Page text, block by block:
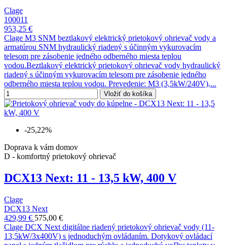
Clage
100011
953,25 €
Clage M3 SNM beztlakový elektrický prietokový ohrievač vody a
armatúrou SNM hydraulický riadený s účinným vykurovacím
telesom pre zásobenie jedného odberného miesta teplou
vodou.Beztlakový elektrický prietokový ohrievač vody hydraulický
riadený s účinným vykurovacím telesom pre zásobenie jedného
odberného miesta teplou vodou. Prevedenie: M3 (3,5kW/240V),...
Vložiť do košíka
-25,22%
Doprava k vám domov
D - komfortný prietokový ohrievač
DCX13 Next: 11 - 13,5 kW, 400 V
Clage
DCX13 Next
429,99 € 575,00 €
Clage DCX Next digitálne riadený prietokový ohrievač vody (11-
13,5kW/3x400V) s jednoduchým ovládaním. Dotykový ovládací